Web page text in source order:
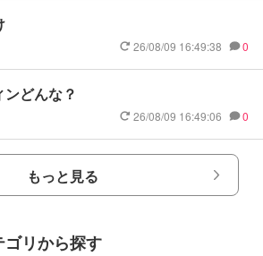
26/08/09 16:49:38 0
どんな？
26/08/09 16:49:06 0
もっと見る
リから探す